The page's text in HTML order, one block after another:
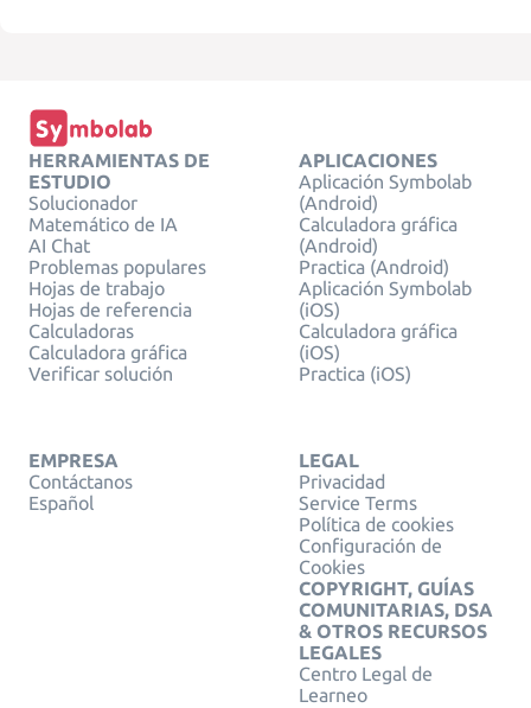
HERRAMIENTAS DE
ESTUDIO
Solucionador
Matemático de IA
AI Chat
Problemas populares
Hojas de trabajo
Hojas de referencia
Calculadoras
Calculadora gráfica
Verificar solución
APLICACIONES
Aplicación Symbolab
(Android)
Calculadora gráfica
(Android)
Practica (Android)
Aplicación Symbolab
(iOS)
Calculadora gráfica
(iOS)
Practica (iOS)
EMPRESA
Contáctanos
Español
LEGAL
Privacidad
Service Terms
Política de cookies
Configuración de
Cookies
COPYRIGHT, GUÍAS
COMUNITARIAS, DSA
& OTROS RECURSOS
LEGALES
Centro Legal de
Learneo